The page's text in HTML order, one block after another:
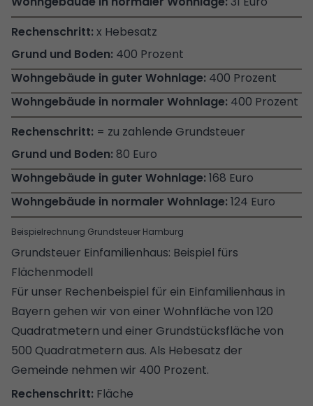
Beispielrechnung Grundsteuer Hamburg
x Hebesatz
400 Prozent
400 Prozent
400 Prozent
= zu zahlende Grundsteuer
80 Euro
168 Euro
124 Euro
Grundsteuer Einfamilienhaus: Beispiel fürs
Flächenmodell
Für unser Rechenbeispiel für ein Einfamilienhaus in
Bayern gehen wir von einer Wohnfläche von 120
Quadratmetern und einer Grundstücksfläche von
500 Quadratmetern aus. Als Hebesatz der
Gemeinde nehmen wir 400 Prozent.
Fläche